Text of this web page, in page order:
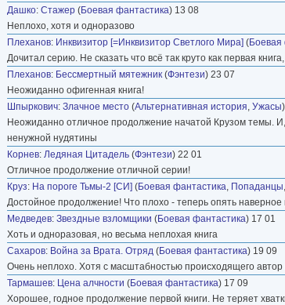
Дашко: Стажер (Боевая фантастика) 13 08
Неплохо, хотя и одноразово
Плеханов: Инквизитор [=Инквизитор Светлого Мира] (Боевая
Дочитал серию. Не сказать что всё так круто как первая
Плеханов: Бессмертный мятежник (Фэнтези) 23 07
Неожиданно офигенная книга!
Шпыркович: Злачное место (Альтернативная история, Ужасы
Неожиданно отличное продолжение начатой Крузом темы. И,
ненужной нудятины
Корнев: Ледяная Цитадель (Фэнтези) 22 01
Отличное продолжение отличной серии!
Круз: На пороге Тьмы-2 [СИ] (Боевая фантастика, Попаданцы,
Достойное продолжение! Что плохо - теперь опять наверное
Медведев: Звездные взломщики (Боевая фантастика) 17 01
Хоть и одноразовая, но весьма неплохая книга
Сахаров: Война за Врата. Отряд (Боевая фантастика) 19 09
Очень неплохо. Хотя с масштабностью происходящего
Тармашев: Цена алчности (Боевая фантастика) 17 09
Хорошее, годное продолжение первой книги. Не теряет